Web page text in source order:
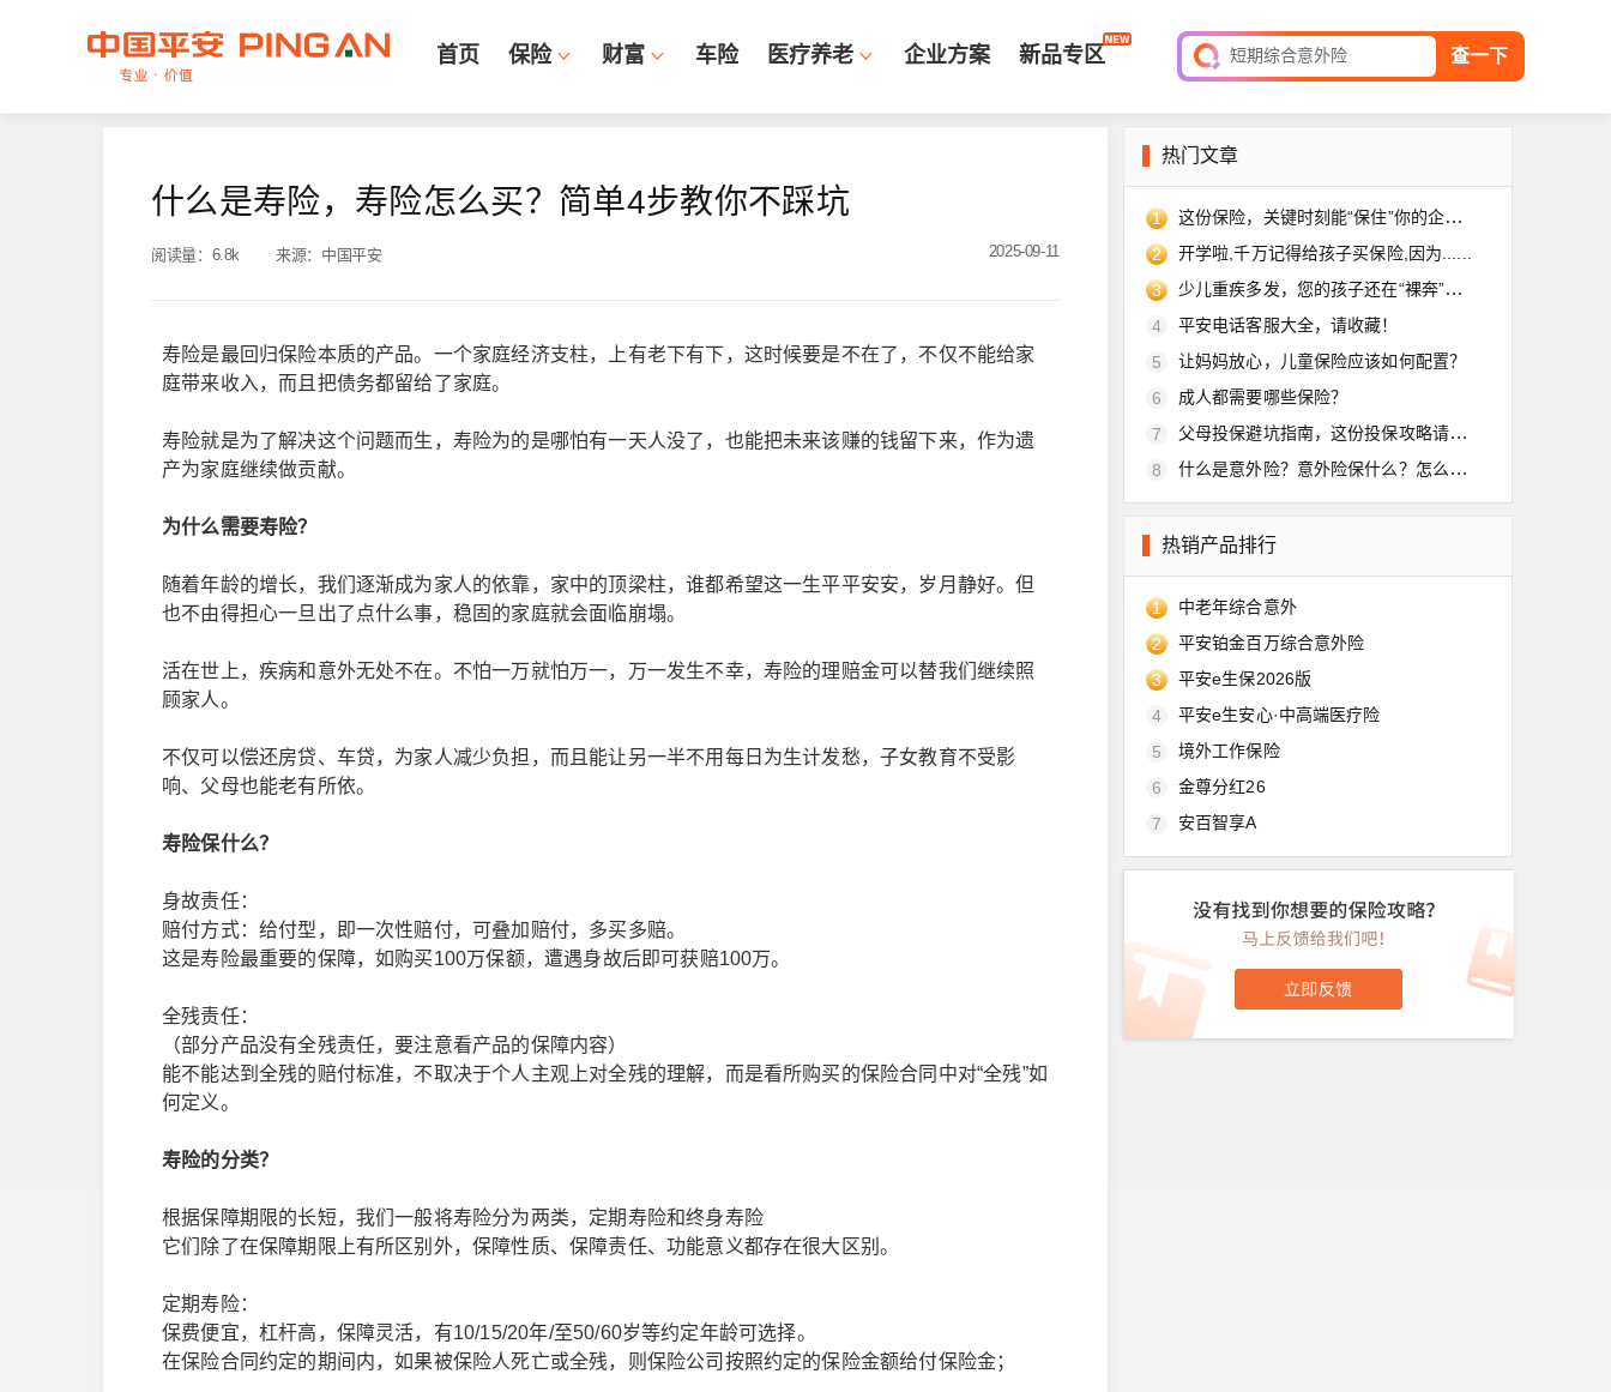
首页 保险 财富 车险 医疗养老 企业方案 新品专区
短期综合意外险
查一下
什么是寿险，寿险怎么买？简单4步教你不踩坑
阅读量： 6.8k 来源： 中国平安 2025-09-11
寿险是最回归保险本质的产品。一个家庭经济支柱，上有老下有下，这时候要是不在了，不仅不能给家
庭带来收入，而且把债务都留给了家庭。
寿险就是为了解决这个问题而生，寿险为的是哪怕有一天人没了，也能把未来该赚的钱留下来，作为遗
产为家庭继续做贡献。
为什么需要寿险？
随着年龄的增长，我们逐渐成为家人的依靠，家中的顶梁柱，谁都希望这一生平平安安，岁月静好。但
也不由得担心一旦出了点什么事，稳固的家庭就会面临崩塌。
活在世上，疾病和意外无处不在。不怕一万就怕万一，万一发生不幸，寿险的理赔金可以替我们继续照
顾家人。
不仅可以偿还房贷、车贷，为家人减少负担，而且能让另一半不用每日为生计发愁，子女教育不受影
响、父母也能老有所依。
寿险保什么？
身故责任：
赔付方式：给付型，即一次性赔付，可叠加赔付，多买多赔。
这是寿险最重要的保障，如购买100万保额，遭遇身故后即可获赔100万。
全残责任：
（部分产品没有全残责任，要注意看产品的保障内容）
能不能达到全残的赔付标准，不取决于个人主观上对全残的理解，而是看所购买的保险合同中对“全残”如
何定义。
寿险的分类？
根据保障期限的长短，我们一般将寿险分为两类，定期寿险和终身寿险
它们除了在保障期限上有所区别外，保障性质、保障责任、功能意义都存在很大区别。
定期寿险：
保费便宜，杠杆高，保障灵活，有10/15/20年/至50/60岁等约定年龄可选择。
在保险合同约定的期间内，如果被保险人死亡或全残，则保险公司按照约定的保险金额给付保险金；
热门文章
1
这份保险，关键时刻能“保住”你的企业！
2
开学啦,千万记得给孩子买保险,因为......
3
少儿重疾多发，您的孩子还在“裸奔”吗？
4
平安电话客服大全，请收藏！
5
让妈妈放心，儿童保险应该如何配置？
6
成人都需要哪些保险？
7
父母投保避坑指南，这份投保攻略请收好
8
什么是意外险？意外险保什么？怎么买？
热销产品排行
1
中老年综合意外
2
平安铂金百万综合意外险
3
平安e生保2026版
4
平安e生安心·中高端医疗险
5
境外工作保险
6
金尊分红26
7
安百智享A